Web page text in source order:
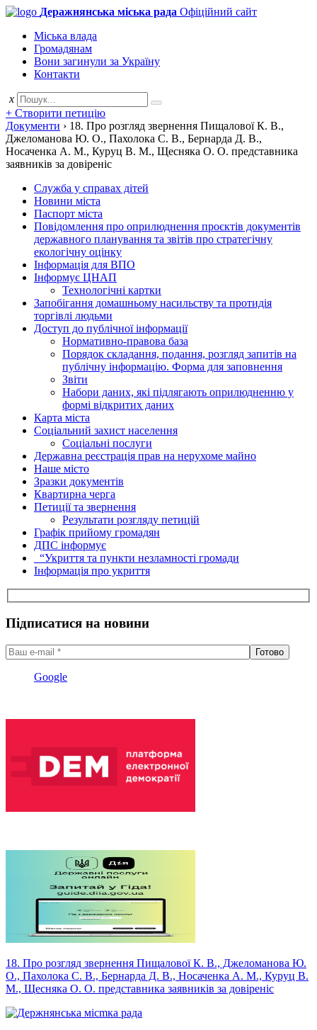
Деражнянська міська рада Офіційний сайт
Міська влада
Громадянам
Вони загинули за Україну
Контакти
x
+ Створити петицію
Документи › 18. Про розгляд звернення Пищалової К. В.,
Джеломанова Ю. О., Пахолока С. В., Бернарда Д. В.,
Носаченка А. М., Куруц В. М., Щесняка О. О. представника
заявників за довіреніс
Служба у справах дітей
Новини міста
Паспорт міста
Повідомлення про оприлюднення проєктів документів
державного планування та звітів про стратегічну
екологічну оцінку
Інформація для ВПО
Інформує ЦНАП
Технологічні картки
Запобігання домашньому насильству та протидія
торгівлі людьми
Доступ до публічної інформації
Нормативно-правова база
Порядок складання, подання, розгляд запитів на
публічну інформацію. Форма для заповнення
Звіти
Набори даних, які підлягають оприлюдненню у
формі відкритих даних
Карта міста
Соціальний захист населення
Соціальні послуги
Державна реєстрація прав на нерухоме майно
Наше місто
Зразки документів
Квартирна черга
Петиції та звернення
Результати розгляду петицій
Графік прийому громадян
ДПС інформує
“Укриття та пункти незламності громади
Інформація про укриття
Підписатися на новини
Google
18. Про розгляд звернення Пищалової К. В., Джеломанова Ю.
О., Пахолока С. В., Бернарда Д. В., Носаченка А. М., Куруц В.
М., Щесняка О. О. представника заявників за довіреніс